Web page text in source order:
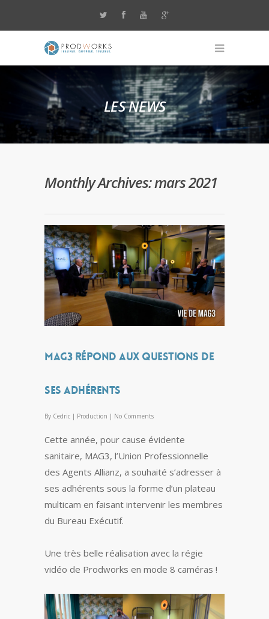
LES NEWS
Monthly Archives: mars 2021
MAG3 répond aux questions de
ses adhérents
By Cedric | Production | No Comments
Cette année, pour cause évidente
sanitaire, MAG3, l’Union Professionnelle
des Agents Allianz, a souhaité s’adresser à
ses adhérents sous la forme d’un plateau
multicam en faisant intervenir les membres
du Bureau Exécutif.
Une très belle réalisation avec la régie
vidéo de Prodworks en mode 8 caméras !